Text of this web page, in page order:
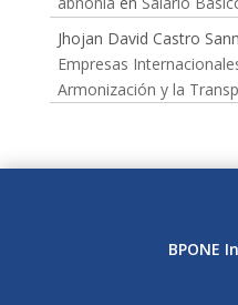
Jhojan David Castro
Empresas
Armonización y la
BPONE